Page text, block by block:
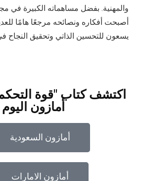
والمهنية. بفضل مساهماته الكبيرة في
أصبحت أفكاره ونصائحه مرجعًا هامًا
يسعون للتحسين الذاتي وتحقيق النجاح
اكتشف كتاب "قوة
أمازون
أمازون السعودية
أمازون الامارات